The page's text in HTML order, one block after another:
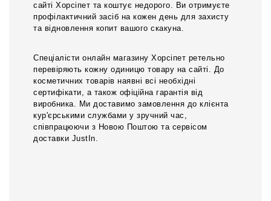
сайті Хорсіпет та коштує недорого. Ви отримуєте
профілактичний засіб на кожен день для захисту
та відновлення копит вашого скакуна.
Спеціалісти онлайн магазину Хорсіпет ретельно
перевіряють кожну одиницю товару на сайті. До
косметичних товарів наявні всі необхідні
сертифікати, а також офіційна гарантія від
виробника. Ми доставимо замовлення до клієнта
кур'єрськими службами у зручний час,
співпрацюючи з Новою Поштою та сервісом
доставки JustIn.